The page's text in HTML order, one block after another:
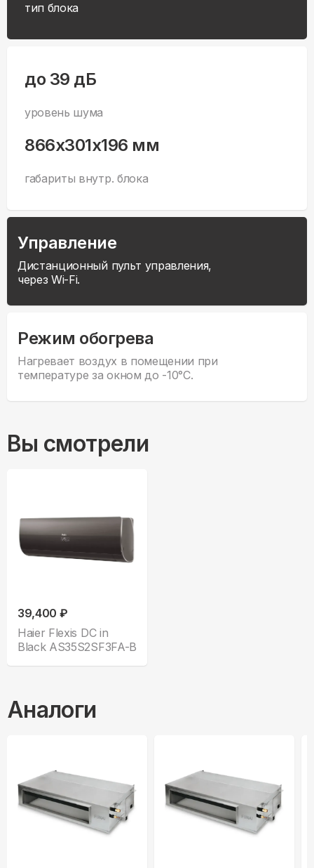
тип блока
до 39 дБ
уровень шума
866x301x196 мм
габариты внутр. блока
Управление
Дистанционный пульт управления,
через Wi-Fi.
Режим обогрева
Нагревает воздух в помещении при
температуре за окном до -10°С.
Вы смотрели
39,400 ₽
Haier Flexis DC in
Black AS35S2SF3FA-B
Аналоги